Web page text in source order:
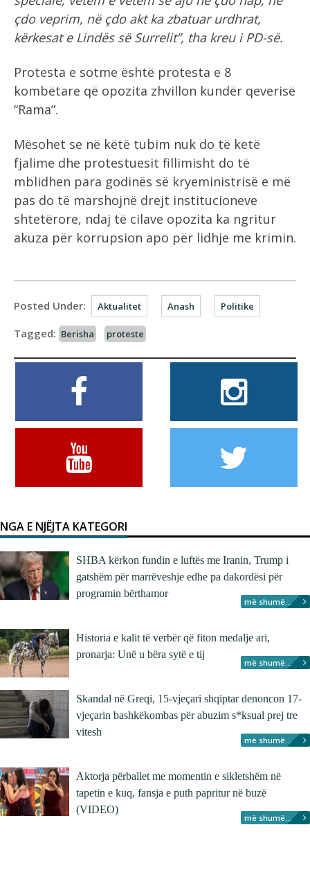
çdo veprim, në çdo akt ka zbatuar urdhrat,
kërkesat e Lindës së Surrelit”, tha kreu i PD-së.
Protesta e sotme është protesta e 8
kombëtare që opozita zhvillon kundër qeverisë
“Rama”.
Mësohet se në këtë tubim nuk do të ketë
fjalime dhe protestuesit fillimisht do të
mblidhen para godinës së kryeministrisë e më
pas do të marshojnë drejt institucioneve
shtetërore, ndaj të cilave opozita ka ngritur
akuza për korrupsion apo për lidhje me krimin.
Posted Under: Aktualitet Anash Politike
Tagged: Berisha proteste
NGA E NJËJTA KATEGORI
SHBA kërkon fundin e luftës me Iranin, Trump i
gatshëm për marrëveshje edhe pa dakordësi për
programin bërthamor
më shumë...
Historia e kalit të verbër që fiton medalje ari,
pronarja: Unë u bëra sytë e tij
më shumë...
Skandal në Greqi, 15-vjeçari shqiptar denoncon 17-
vjeçarin bashkëkombas për abuzim s*ksual prej tre
vitesh
më shumë...
Aktorja përballet me momentin e sikletshëm në
tapetin e kuq, fansja e puth papritur në buzë
(VIDEO)
më shumë...